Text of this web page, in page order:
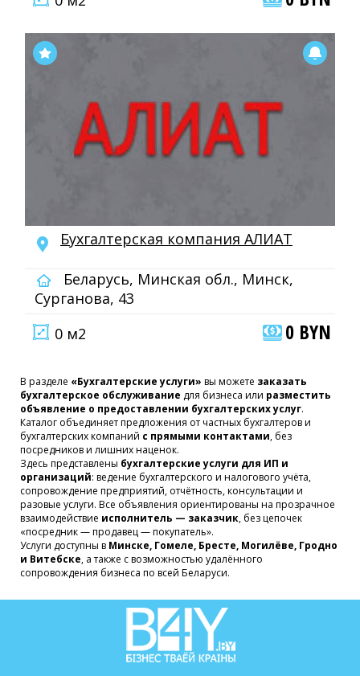
Бухгалтерская компания АЛИАТ
Беларусь, Минская обл., Минск,
Сурганова, 43
0 м2
0 BYN
В разделе «Бухгалтерские услуги» вы можете заказать
бухгалтерское обслуживание для бизнеса или разместить
объявление о предоставлении бухгалтерских услуг.
Каталог объединяет предложения от частных бухгалтеров и
бухгалтерских компаний с прямыми контактами, без
посредников и лишних наценок.
Здесь представлены бухгалтерские услуги для ИП и
организаций: ведение бухгалтерского и налогового учёта,
сопровождение предприятий, отчётность, консультации и
разовые услуги. Все объявления ориентированы на прозрачное
взаимодействие исполнитель — заказчик, без цепочек
«посредник — продавец — покупатель».
Услуги доступны в Минске, Гомеле, Бресте, Могилёве, Гродно
и Витебске, а также с возможностью удалённого
сопровождения бизнеса по всей Беларуси.